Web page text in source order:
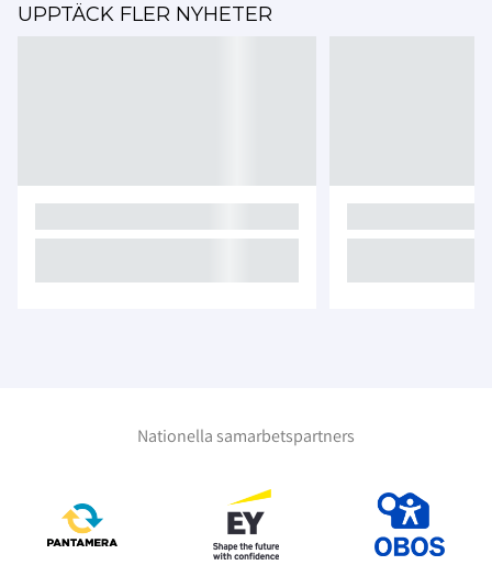
UPPTÄCK FLER NYHETER
Nationella samarbetspartners